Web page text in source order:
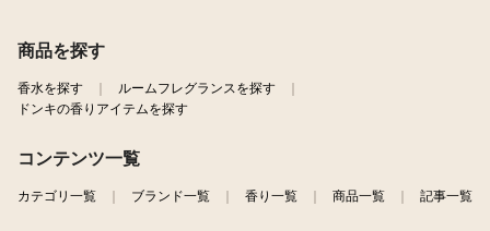
商品を探す
香水を探す
ルームフレグランスを探す
ドンキの香りアイテムを探す
コンテンツ一覧
カテゴリ一覧 ブランド一覧 香り一覧 商品一覧 記事一覧